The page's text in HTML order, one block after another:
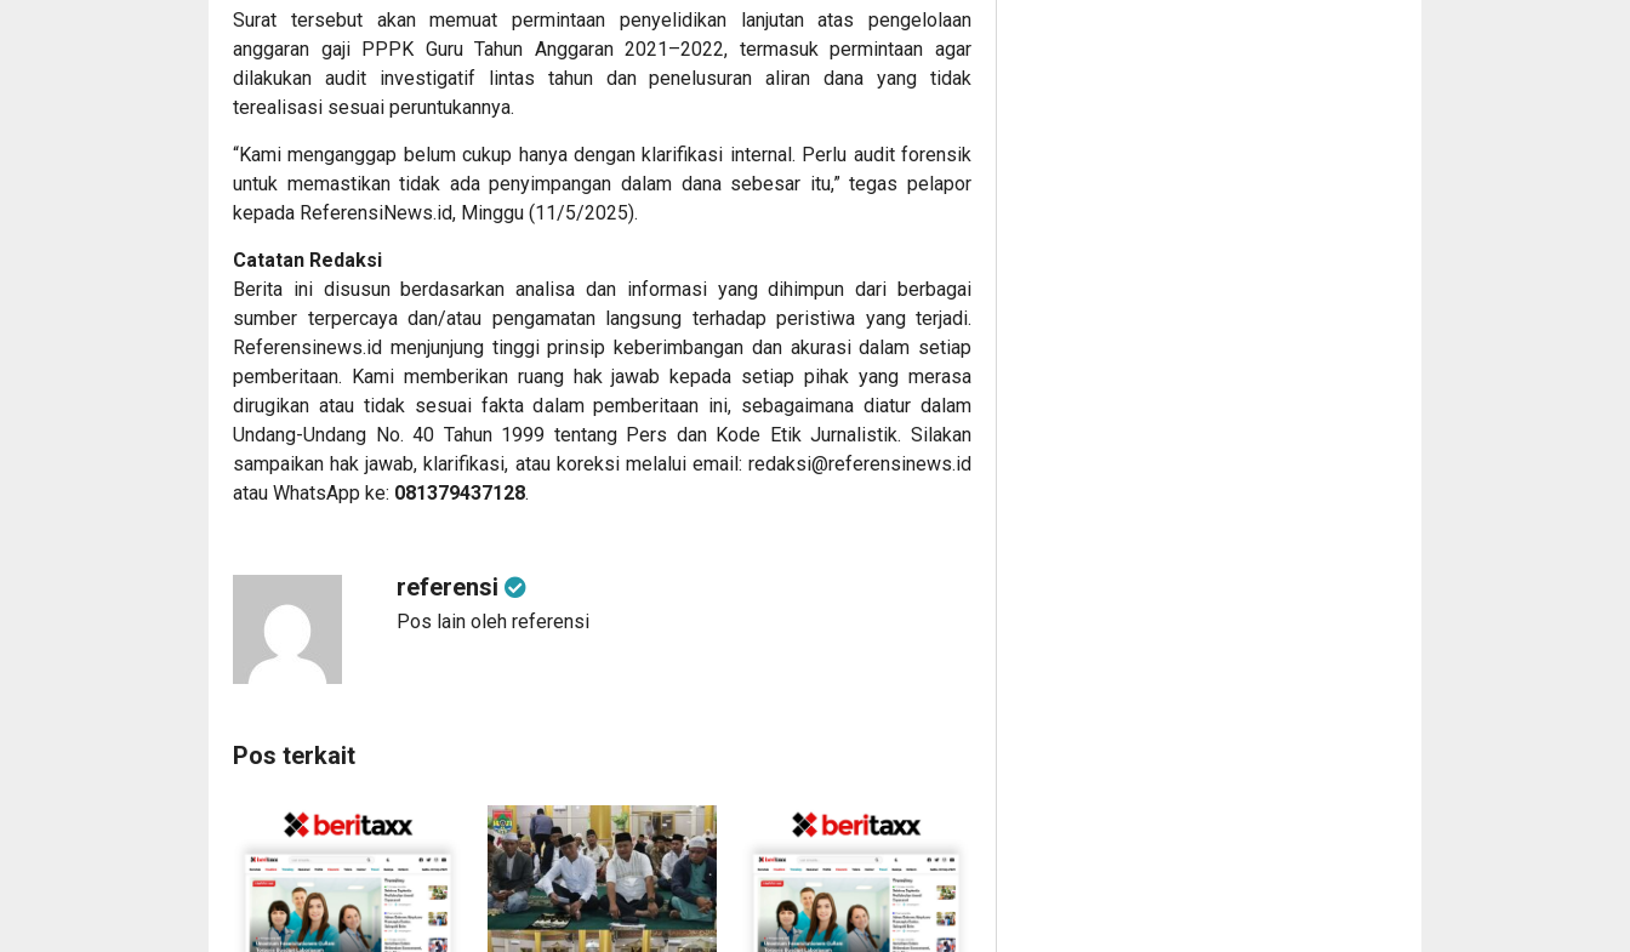
Surat tersebut akan memuat permintaan penyelidikan lanjutan atas pengelolaan
anggaran gaji PPPK Guru Tahun Anggaran 2021–2022, termasuk permintaan agar
dilakukan audit investigatif lintas tahun dan penelusuran aliran dana yang tidak
terealisasi sesuai peruntukannya.
“Kami menganggap belum cukup hanya dengan klarifikasi internal. Perlu audit forensik
untuk memastikan tidak ada penyimpangan dalam dana sebesar itu,” tegas pelapor
kepada ReferensiNews.id, Minggu (11/5/2025).
Catatan Redaksi
Berita ini disusun berdasarkan analisa dan informasi yang dihimpun dari berbagai
sumber terpercaya dan/atau pengamatan langsung terhadap peristiwa yang terjadi.
Referensinews.id menjunjung tinggi prinsip keberimbangan dan akurasi dalam setiap
pemberitaan. Kami memberikan ruang hak jawab kepada setiap pihak yang merasa
dirugikan atau tidak sesuai fakta dalam pemberitaan ini, sebagaimana diatur dalam
Undang-Undang No. 40 Tahun 1999 tentang Pers dan Kode Etik Jurnalistik. Silakan
sampaikan hak jawab, klarifikasi, atau koreksi melalui email: redaksi@referensinews.id
atau WhatsApp ke: 081379437128.
referensi
Pos lain oleh referensi
Pos terkait